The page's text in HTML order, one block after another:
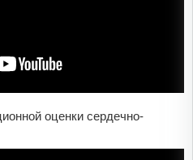
оценки сердечно-